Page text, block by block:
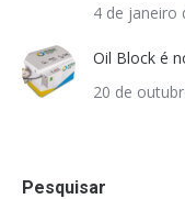
4 de janeiro
Oil Block é
20 de
Pesquisar